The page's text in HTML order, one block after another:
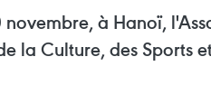
novembre, à Hanoï,
la Culture, des Sports